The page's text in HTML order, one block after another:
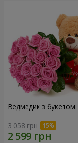
Ведмедик з букетом
3 058 грн